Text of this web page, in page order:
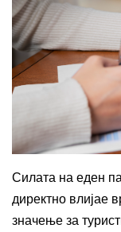
Силата на еден
директно влијае
значење за